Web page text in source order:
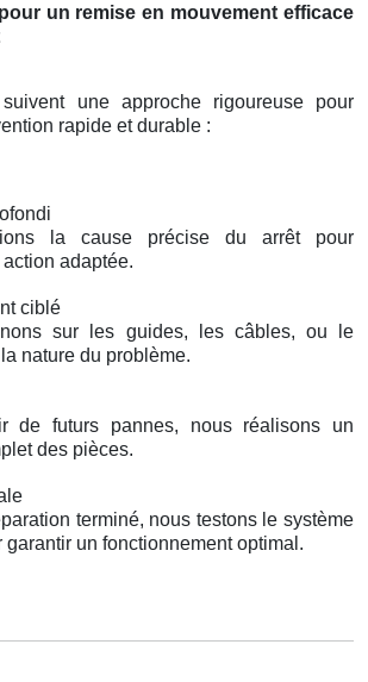
un remise en mouvement efficace
une approche rigoureuse pour
rapide et durable :
la cause précise du arrêt pour
adaptée.
ciblé
sur les guides, les câbles, ou le
nature du problème.
de futurs pannes, nous réalisons un
des pièces.
terminé, nous testons le système
garantir un fonctionnement optimal.